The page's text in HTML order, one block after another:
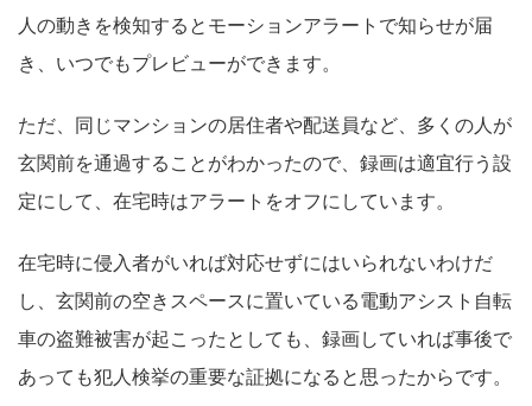
人の動きを検知するとモーションアラートで知らせが届
き、いつでもプレビューができます。
ただ、同じマンションの居住者や配送員など、多くの人が
玄関前を通過することがわかったので、録画は適宜行う設
定にして、在宅時はアラートをオフにしています。
在宅時に侵入者がいれば対応せずにはいられないわけだ
し、玄関前の空きスペースに置いている電動アシスト自転
車の盗難被害が起こったとしても、録画していれば事後で
あっても犯人検挙の重要な証拠になると思ったからです。